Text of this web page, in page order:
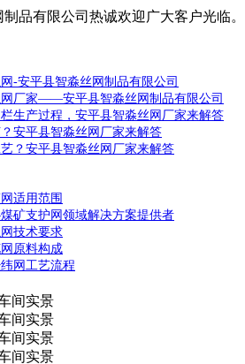
品有限公司热诚欢迎广大客户光临。
-安平县智淼丝网制品有限公司
厂家——安平县智淼丝网制品有限公司
生产过程，安平县智淼丝网厂家来解答
安平县智淼丝网厂家来解答
？安平县智淼丝网厂家来解答
适用范围
矿支护网领域解决方案提供者
技术要求
原料构成
网工艺流程
间实景
间实景
间实景
间实景